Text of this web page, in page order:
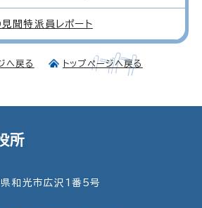
聞特派員レポート
へ戻る トップページへ戻る
所
光市広沢1番5号